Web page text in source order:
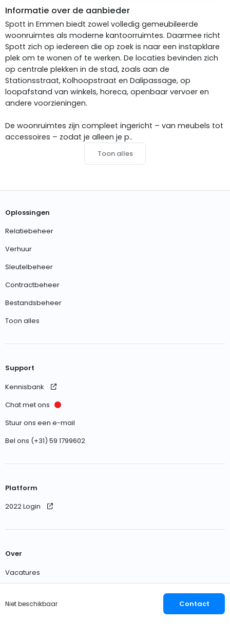
Informatie over de aanbieder
Spott in Emmen biedt zowel volledig gemeubileerde
woonruimtes als moderne kantoorruimtes. Daarmee richt
Spott zich op iedereen die op zoek is naar een instapklare
plek om te wonen of te werken. De locaties bevinden zich
op centrale plekken in de stad, zoals aan de
Stationsstraat, Kolhoopstraat en Dalipassage, op
loopafstand van winkels, horeca, openbaar vervoer en
andere voorzieningen.
De woonruimtes zijn compleet ingericht – van meubels tot
accessoires – zodat je alleen je p..
Toon alles
Niet beschikbaar Contact
Oplossingen
Relatiebeheer
Verhuur
Sleutelbeheer
Contractbeheer
Bestandsbeheer
Toon alles
Support
Kennisbank
Chat met ons
Stuur ons een e-mail
Bel ons (+31) 59 1799602
Platform
2022 Login
Over
Vacatures